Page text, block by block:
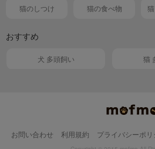
猫のしつけ 猫の食べ物
おすすめ
犬 多頭飼い 猫
お問い合わせ 利用規約 プライバシーポリ